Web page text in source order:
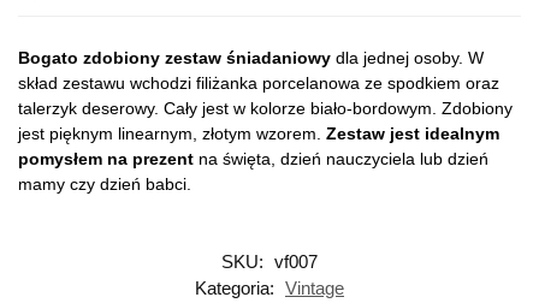
Bogato zdobiony zestaw śniadaniowy dla jednej osoby. W
skład zestawu wchodzi filiżanka porcelanowa ze spodkiem oraz
talerzyk deserowy. Cały jest w kolorze biało-bordowym. Zdobiony
jest pięknym linearnym, złotym wzorem. Zestaw jest idealnym
pomysłem na prezent na święta, dzień nauczyciela lub dzień
mamy czy dzień babci.
SKU: vf007
Kategoria: Vintage